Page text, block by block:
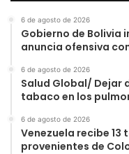
6 de agosto de 2026
Gobierno de Bolivia
anuncia ofensiva
6 de agosto de 2026
Salud Global/ Dejar
tabaco en los
6 de agosto de 2026
Venezuela recibe
provenientes de